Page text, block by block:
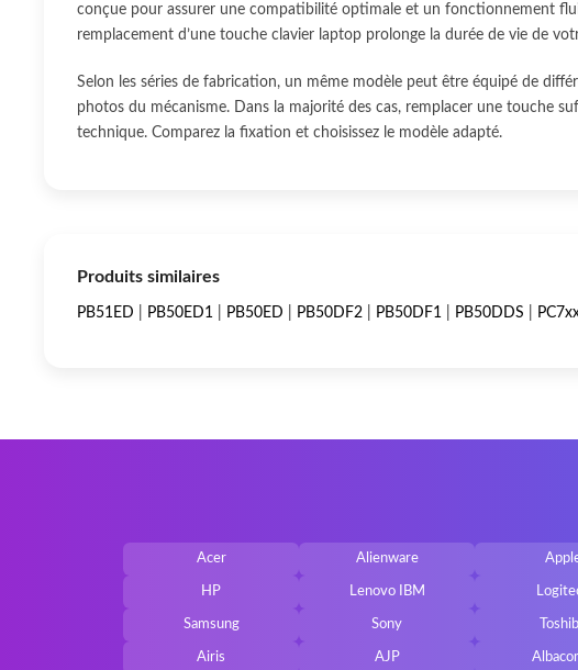
conçue pour assurer une compatibilité optimale et un fonctionnement
remplacement d’une touche clavier laptop prolonge la durée de vie de
Selon les séries de fabrication, un même modèle peut être équipé de
photos du mécanisme. Dans la majorité des cas, remplacer une touche
technique. Comparez la fixation et choisissez le modèle adapté.
Produits similaires
PB51ED PB50ED1 PB50ED PB50DF2 PB50DF1 PB50DDS
Acer Alienware
HP Lenovo IBM
Samsung Sony
Airis AJP